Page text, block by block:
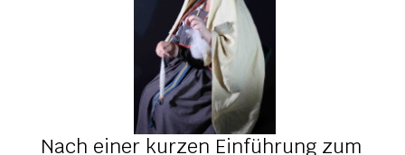
Nach einer kurzen Einführung zum